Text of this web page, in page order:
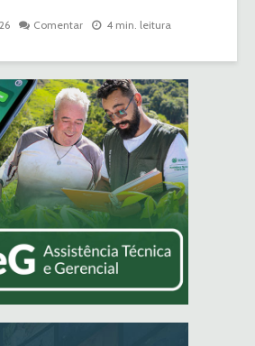
Comentar 4 min. leitura